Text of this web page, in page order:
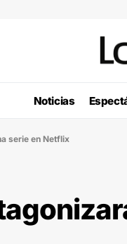
Noticias
serie en Netflix